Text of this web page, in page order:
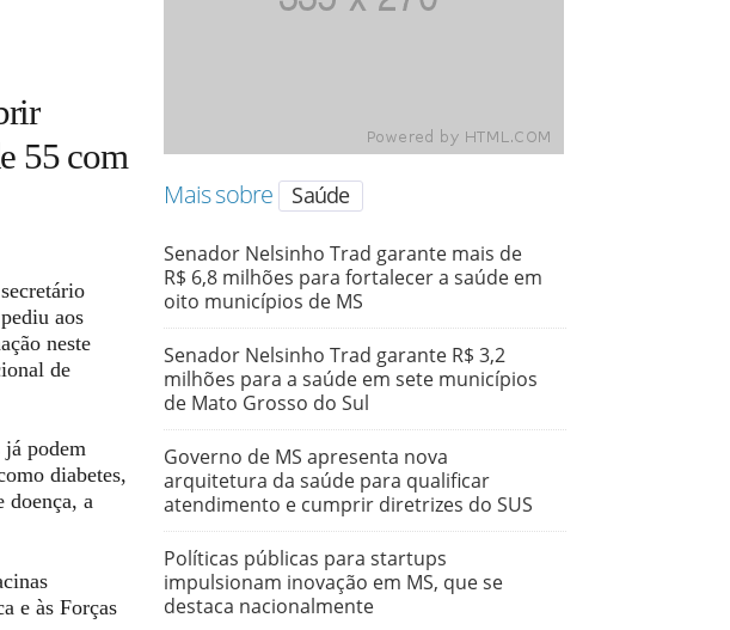
55 com
aos
neste
de
podem
diabetes,
doença, a
e às Forças
Mais sobre Saúde
Senador Nelsinho Trad garante mais de
R$ 6,8 milhões para fortalecer a saúde em
oito municípios de MS
Senador Nelsinho Trad garante R$ 3,2
milhões para a saúde em sete municípios
de Mato Grosso do Sul
Governo de MS apresenta nova
arquitetura da saúde para qualificar
atendimento e cumprir diretrizes do SUS
Políticas públicas para startups
impulsionam inovação em MS, que se
destaca nacionalmente